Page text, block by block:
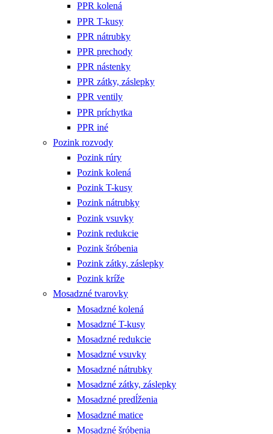
PPR kolená
PPR T-kusy
PPR nátrubky
PPR prechody
PPR nástenky
PPR zátky, záslepky
PPR ventily
PPR príchytka
PPR iné
Pozink rozvody
Pozink rúry
Pozink kolená
Pozink T-kusy
Pozink nátrubky
Pozink vsuvky
Pozink redukcie
Pozink šróbenia
Pozink zátky, záslepky
Pozink kríže
Mosadzné tvarovky
Mosadzné kolená
Mosadzné T-kusy
Mosadzné redukcie
Mosadzné vsuvky
Mosadzné nátrubky
Mosadzné zátky, záslepky
Mosadzné predĺženia
Mosadzné matice
Mosadzné šróbenia